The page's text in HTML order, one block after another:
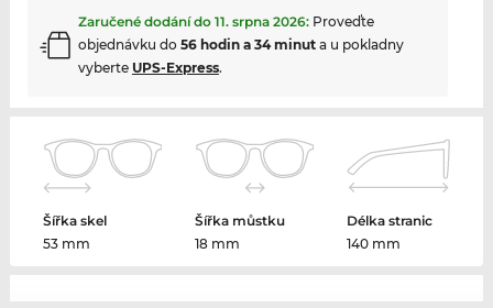
Zaručené dodání do 11. srpna 2026: Proveďte
objednávku do 56 hodin a 34 minuta u pokladny
vyberte UPS-Express.
Šířka skel
53 mm
Šířka můstku
18 mm
Délka stranic
140 mm